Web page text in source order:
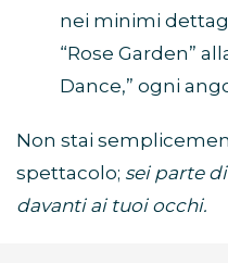
nei minimi
“Rose Garden”
Dance,” ogni
Non stai
spettacolo; sei parte
davanti ai tuoi occhi.